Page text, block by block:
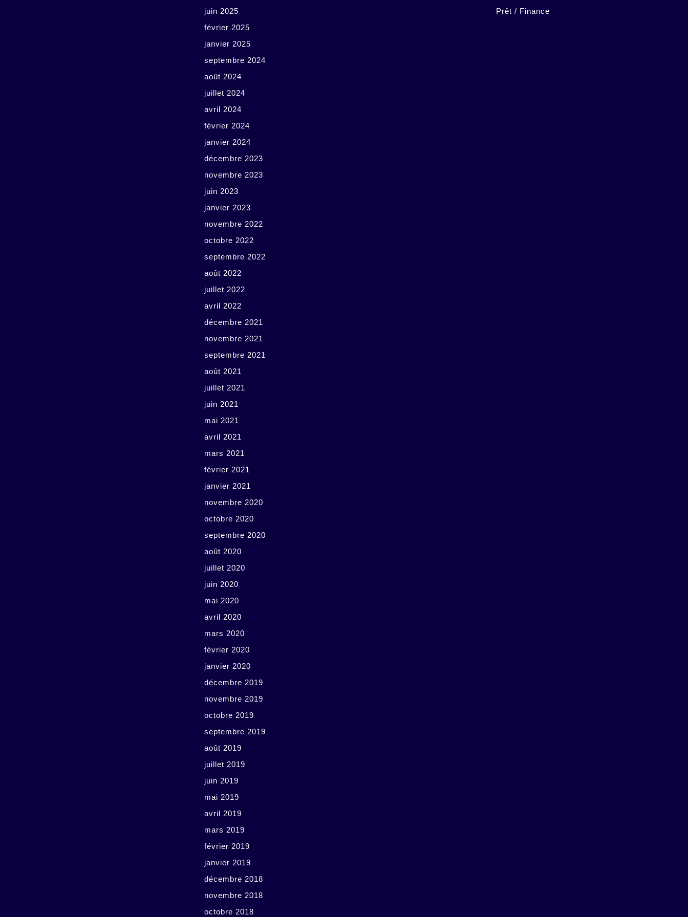
juin 2025
février 2025
janvier 2025
septembre 2024
août 2024
juillet 2024
avril 2024
février 2024
janvier 2024
décembre 2023
novembre 2023
juin 2023
janvier 2023
novembre 2022
octobre 2022
septembre 2022
août 2022
juillet 2022
avril 2022
décembre 2021
novembre 2021
septembre 2021
août 2021
juillet 2021
juin 2021
mai 2021
avril 2021
mars 2021
février 2021
janvier 2021
novembre 2020
octobre 2020
septembre 2020
août 2020
juillet 2020
juin 2020
mai 2020
avril 2020
mars 2020
février 2020
janvier 2020
décembre 2019
novembre 2019
octobre 2019
septembre 2019
août 2019
juillet 2019
juin 2019
mai 2019
avril 2019
mars 2019
février 2019
janvier 2019
décembre 2018
novembre 2018
octobre 2018
Prêt / Finance